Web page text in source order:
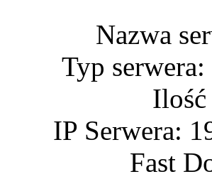
Nazwa
Typ
IP Serwera:
Fast